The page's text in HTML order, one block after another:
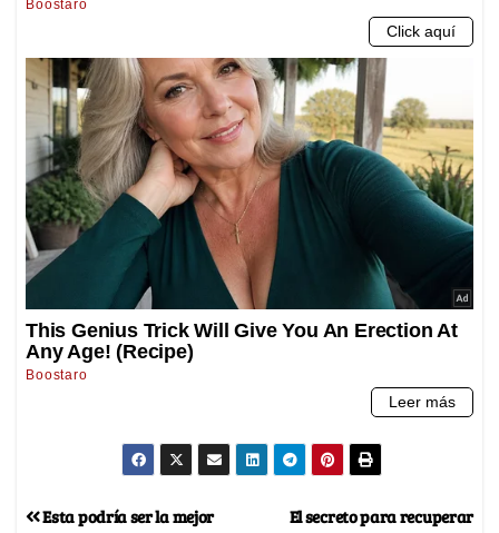
El secreto para recuperar
Esta podría ser la mejor